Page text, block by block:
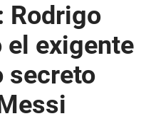
Rodrigo
el exigente
secreto